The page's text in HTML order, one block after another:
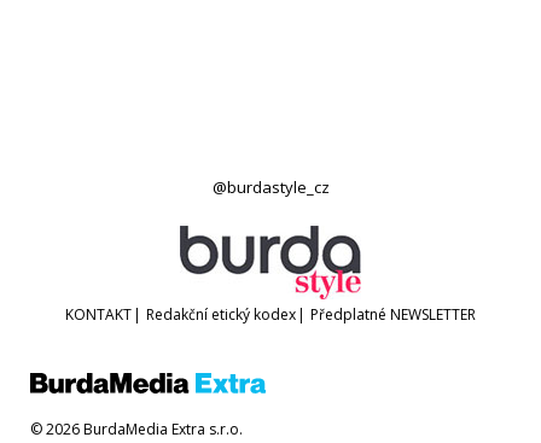
@burdastyle_cz
KONTAKT Redakční etický kodex Předplatné NEWSLETTER
© 2026 BurdaMedia Extra s.r.o.